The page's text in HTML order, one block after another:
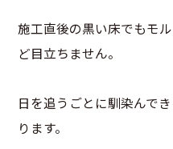
施工直後の黒い床でもモ
ど目立ちません。
日を追うごとに馴染んで
ります。